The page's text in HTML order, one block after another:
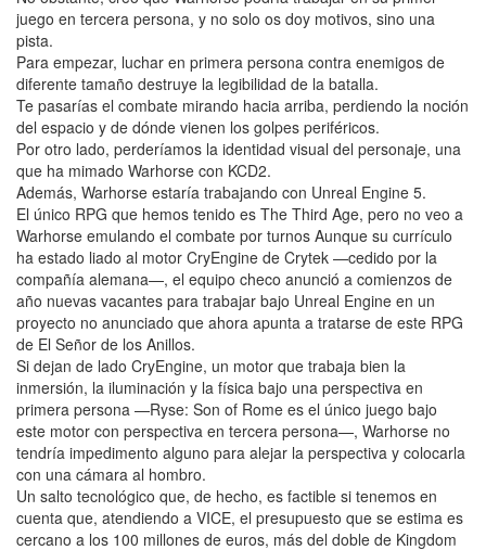
juego en tercera persona, y no solo os doy motivos, sino una
pista.
Para empezar, luchar en primera persona contra enemigos de
diferente tamaño destruye la legibilidad de la batalla.
Te pasarías el combate mirando hacia arriba, perdiendo la noción
del espacio y de dónde vienen los golpes periféricos.
Por otro lado, perderíamos la identidad visual del personaje, una
que ha mimado Warhorse con KCD2.
Además, Warhorse estaría trabajando con Unreal Engine 5.
El único RPG que hemos tenido es The Third Age, pero no veo a
Warhorse emulando el combate por turnos Aunque su currículo
ha estado liado al motor CryEngine de Crytek —cedido por la
compañía alemana—, el equipo checo anunció a comienzos de
año nuevas vacantes para trabajar bajo Unreal Engine en un
proyecto no anunciado que ahora apunta a tratarse de este RPG
de El Señor de los Anillos.
Si dejan de lado CryEngine, un motor que trabaja bien la
inmersión, la iluminación y la física bajo una perspectiva en
primera persona —Ryse: Son of Rome es el único juego bajo
este motor con perspectiva en tercera persona—, Warhorse no
tendría impedimento alguno para alejar la perspectiva y colocarla
con una cámara al hombro.
Un salto tecnológico que, de hecho, es factible si tenemos en
cuenta que, atendiendo a VICE, el presupuesto que se estima es
cercano a los 100 millones de euros, más del doble de Kingdom